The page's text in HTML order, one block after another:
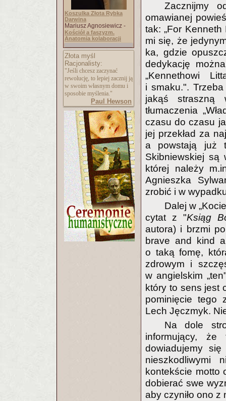
Koszulka Złota Rybka
Darwina
Mariusz Agnosiewicz -
Kościół a faszyzm.
Anatomia kolaboracji
Złota myśl
Racjonalisty:
"Jeśli chcesz zaczynać
rewolucję, to lepiej zacznij ją
w swoim własnym domu i
sposobie myślenia."
Paul Hewson
Zacznijmy
omawianej
tak: „For
mi się, że
ka, gdzie
dedykację
„Kennethowi
i smaku.".
jakąś straszną
tłumaczenia
czasu do czasu
jej przekład za
a powstają już
Skibniewskiej są
której należy
Agnieszka
zrobić i w
Dalej w
cytat z "Ksiąg
autora) i brzmi
brave and kind
o taką fomę,
zdrowym i
w angielskim
który to sens jest
pominięcie tego
Lech Jęczmyk.
Na dole
informujący,
dowiadujemy
kontekście motto
dobierać swe
aby czyniło ono z